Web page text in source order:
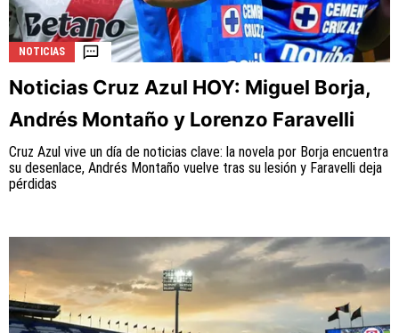
NOTICIAS
Noticias Cruz Azul HOY: Miguel Borja,
Andrés Montaño y Lorenzo Faravelli
Cruz Azul vive un día de noticias clave: la novela por Borja encuentra
su desenlace, Andrés Montaño vuelve tras su lesión y Faravelli deja
pérdidas